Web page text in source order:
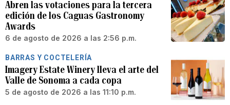
Abren las votaciones para la tercera
edición de los Caguas Gastronomy
Awards
6 de agosto de 2026 a las 2:56 p.m.
BARRAS Y COCTELERÍA
Imagery Estate Winery lleva el arte del
Valle de Sonoma a cada copa
5 de agosto de 2026 a las 11:10 p.m.